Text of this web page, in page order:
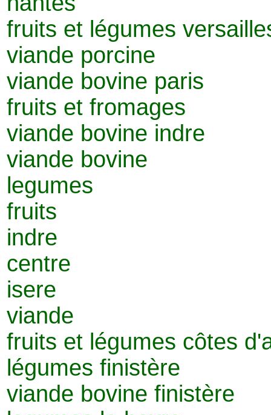
fruits et légumes
viande porcine
viande bovine paris
fruits et fromages
viande bovine indre
viande bovine
legumes
fruits
indre
centre
isere
viande
fruits et légumes côtes
légumes finistère
viande bovine finistère